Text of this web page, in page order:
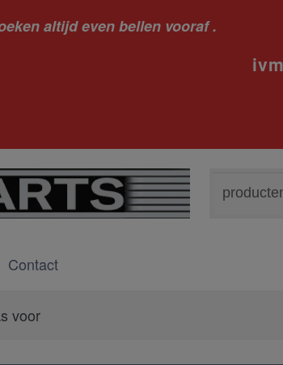
altijd even bellen vooraf .
naar:
Contact
voor